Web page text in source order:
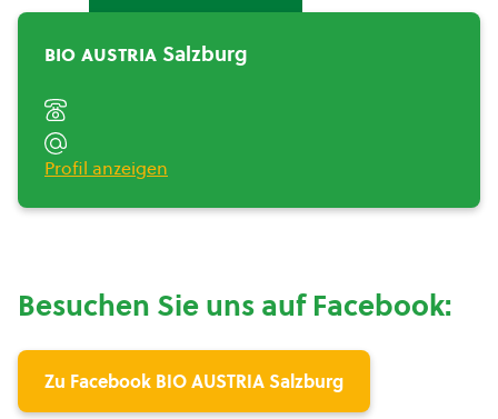
bio austria Salzburg
Profil anzeigen
Besuchen Sie uns auf Facebook:
Zu Facebook BIO AUSTRIA Salzburg